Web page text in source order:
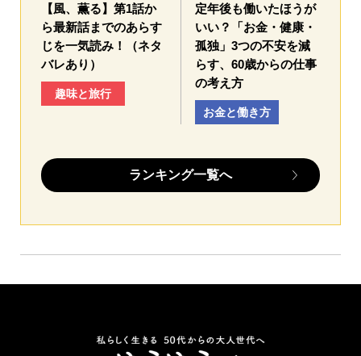
【風、薫る】第1話か
ら最新話までのあらす
じを一気読み！（ネタ
バレあり）
趣味と旅行
定年後も働いたほうが
いい？「お金・健康・
孤独」3つの不安を減
らす、60歳からの仕事
の考え方
お金と働き方
ランキング一覧へ